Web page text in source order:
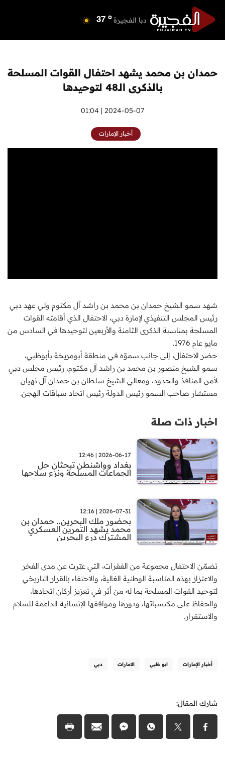
دبا الفجيرة 37 o
أم القيوين o
راس الخيمة o
الفجيرة 36 o
حمدان بن محمد يشهد احتفال القوات المسلحة
بالذكرى الـ48 لتوحيدها
2024-05-07 | 01:04
أخبار الإمارات
شهد سمو الشيخ حمدان بن محمد بن راشد آل مكتوم ولي عهد دبي
رئيس المجلس التنفيذي لإمارة دبي، الاحتفال الذي أقامته القوات
المسلحة بمناسبة الذكرى الثامنة والأربعين لتوحيدها في السادس من
مايو عام 1976.
حضر الاحتفال، إلى جانب سموّه في منطقة أبومريخة بأبوظبي،
سمو الشيخ منصور بن محمد بن راشد آل مكتوم، رئيس مجلس دبي
لأمن المنافذ والحدود، ومعالي الشيخ سلطان بن حمدان آل نهيان
مستشار صاحب السمو رئيس الدولة رئيس اتحاد سباقات الهجن.
اخبار ذات صلة
2026-06-17 | 12:46
بغداد وواشنطن تبحثان حل
الجماعات المسلحة ونزع سلاحها
2026-07-31 | 12:16
بحضور ملك البحرين.. حمدان بن
محمد يشهد التمرين العسكري
المشترك درع البحرين
تضمّن الاحتفال مجموعة من الفقرات، التي عبّرت عن مدى الفخر
والاعتزاز بهذه المناسبة الوطنية الغالية، والاحتفاء بالقرار التاريخي
لتوحيد القوات المسلحة بما له من أثر في تعزيز أركان اتحادها،
والحفاظ على مكتسباتها، ودورها ومواقفها الإنسانية الداعمة للسلام
والاستقرار.
أخبار الإمارات ابو ظبي الامارات دبي
شارك المقال: